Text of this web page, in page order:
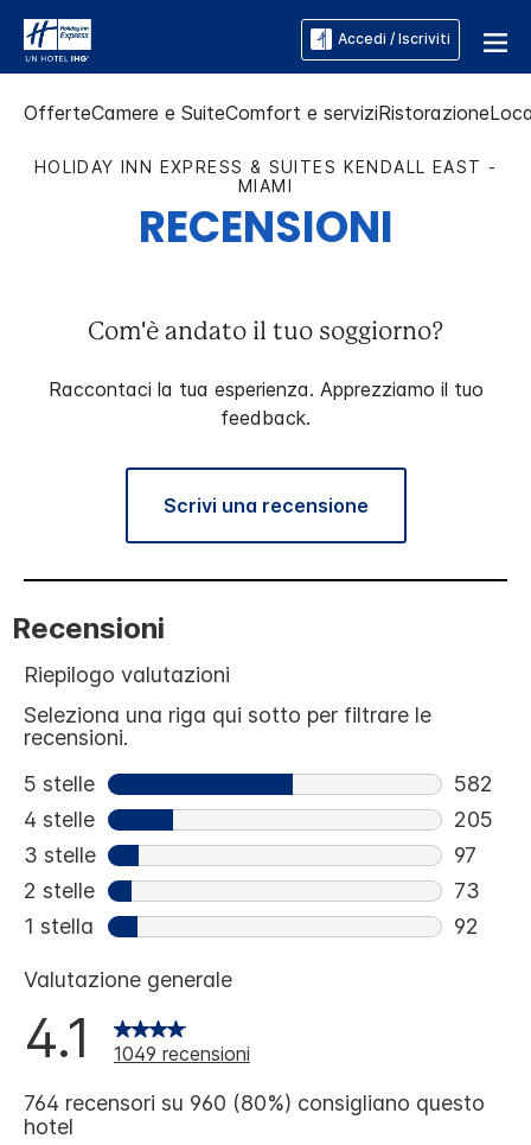
Accedi / Iscriviti
OfferteCamere e SuiteComfort e serviziRistorazione
HOLIDAY INN EXPRESS & SUITES KENDALL EAST -
MIAMI
RECENSIONI
Com'è andato il tuo soggiorno?
Raccontaci la tua esperienza. Apprezziamo il tuo
feedback.
Scrivi una recensione